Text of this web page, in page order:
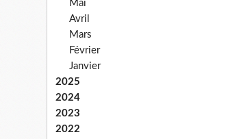
Mai
Avril
Mars
Février
Janvier
2025
2024
2023
2022